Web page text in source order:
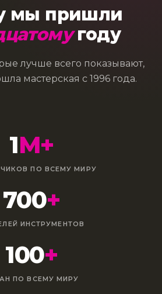
мы пришли
году
лучше всего показывают,
мастерская с 1996 года.
1М+
ПО ВСЕМУ МИРУ
700+
ИНСТРУМЕНТОВ
100+
ПО ВСЕМУ МИРУ